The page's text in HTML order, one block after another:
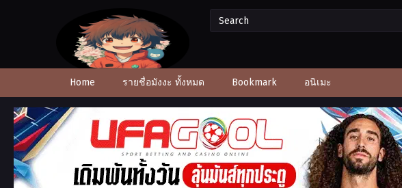
Home รายชื่อมังงะ ทั้งหมด Bookmark อนิเมะ